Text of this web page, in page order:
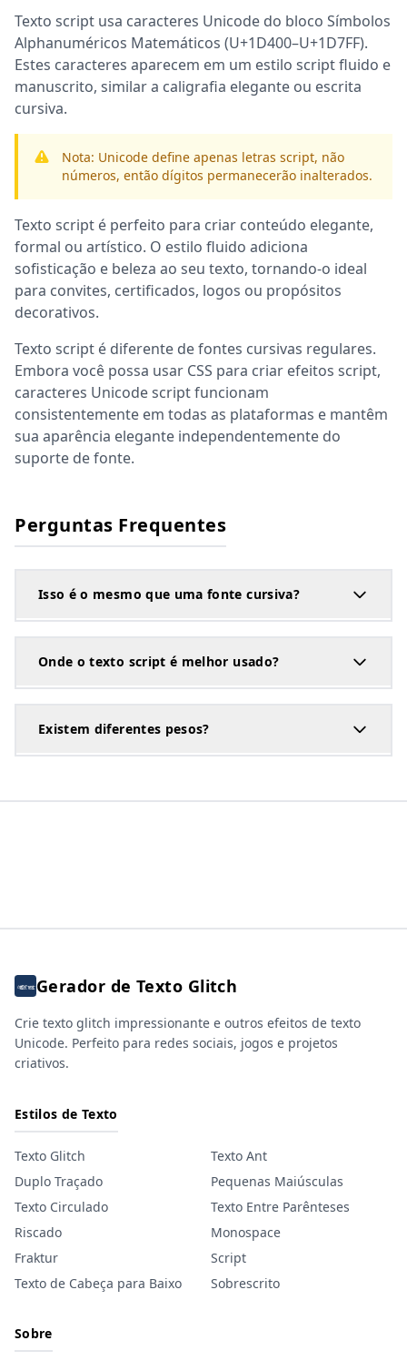
Texto script usa caracteres Unicode do bloco Símbolos
Alphanuméricos Matemáticos (U+1D400–U+1D7FF).
Estes caracteres aparecem em um estilo script fluido e
manuscrito, similar a caligrafia elegante ou escrita
cursiva.
Nota: Unicode define apenas letras script, não
números, então dígitos permanecerão inalterados.
Texto script é perfeito para criar conteúdo elegante,
formal ou artístico. O estilo fluido adiciona
sofisticação e beleza ao seu texto, tornando-o ideal
para convites, certificados, logos ou propósitos
decorativos.
Texto script é diferente de fontes cursivas regulares.
Embora você possa usar CSS para criar efeitos script,
caracteres Unicode script funcionam
consistentemente em todas as plataformas e mantêm
sua aparência elegante independentemente do
suporte de fonte.
Perguntas Frequentes
Isso é o mesmo que uma fonte cursiva?
Onde o texto script é melhor usado?
Existem diferentes pesos?
Gerador de Texto Glitch
Crie texto glitch impressionante e outros efeitos de texto
Unicode. Perfeito para redes sociais, jogos e projetos
criativos.
Estilos de Texto
Texto Glitch
Texto Ant
Duplo Traçado
Pequenas Maiúsculas
Texto Circulado
Texto Entre Parênteses
Riscado
Monospace
Fraktur
Script
Texto de Cabeça para Baixo
Sobrescrito
Sobre